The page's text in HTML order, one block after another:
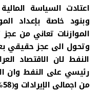
اعتادت السياسة
وبنود خاصة بإعداد
النفط لان الاقتصاد